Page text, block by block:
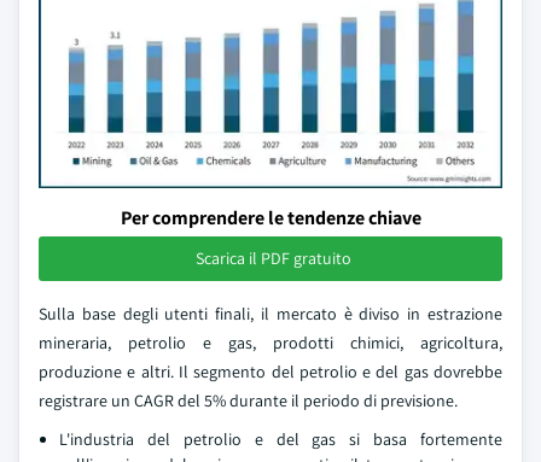
Per comprendere le tendenze chiave
Scarica il PDF gratuito
Sulla base degli utenti finali, il mercato è diviso in estrazione
mineraria, petrolio e gas, prodotti chimici, agricoltura,
produzione e altri. Il segmento del petrolio e del gas dovrebbe
registrare un CAGR del 5% durante il periodo di previsione.
L'industria del petrolio e del gas si basa fortemente